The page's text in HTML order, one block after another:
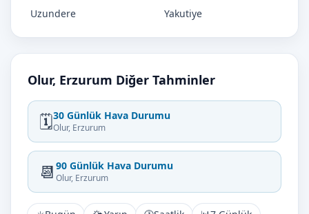
Uzundere Yakutiye
Olur, Erzurum Diğer Tahminler
🗓️30 Günlük Hava Durumu
Olur, Erzurum
📆 90 Günlük Hava Durumu
Olur, Erzurum